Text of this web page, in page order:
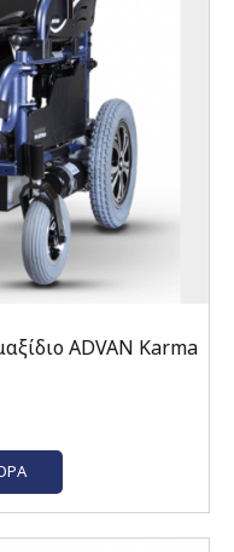
ADVAN Karma